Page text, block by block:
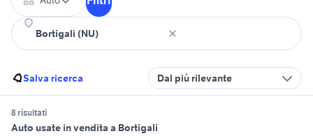
Salva ricerca Dal più rilevante
8 risultati
Auto usate in vendita a Bortigali